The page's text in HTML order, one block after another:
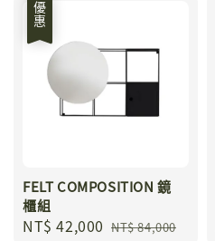
優惠
FELT COMPOSITION 鏡
櫃組
Sale
NT$ 42,000 Regular
NT$ 84,000